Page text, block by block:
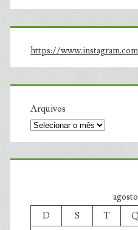
https://
Arquivos
D
S T Q